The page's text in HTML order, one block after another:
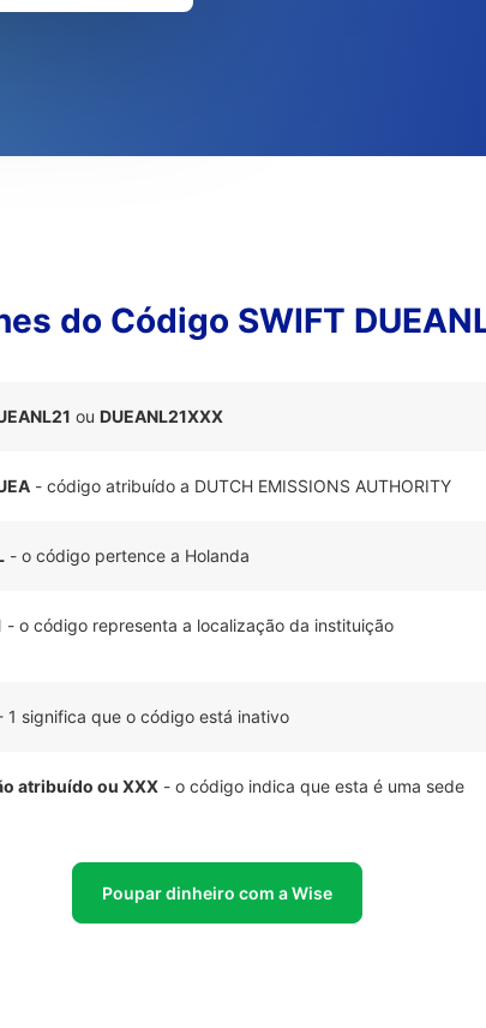
do Código SWIFT
ou DUEANL21XXX
- código atribuído a DUTCH EMISSIONS AUTHORITY
- o código pertence a Holanda
- o código representa a localização da instituição
1 significa que o código está inativo
atribuído ou XXX - o código indica que esta é uma sede
Poupar dinheiro com a Wise